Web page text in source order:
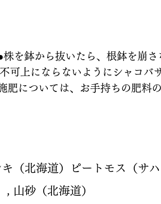
を鉢から抜いたら、根鉢を崩さ
可上にならないようにシャコバ
肥については、お手持ちの肥料
（北海道）ピートモス（サ
, 山砂（北海道）